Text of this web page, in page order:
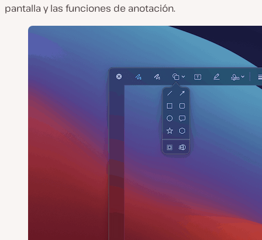
pantalla y las funciones de anotación.